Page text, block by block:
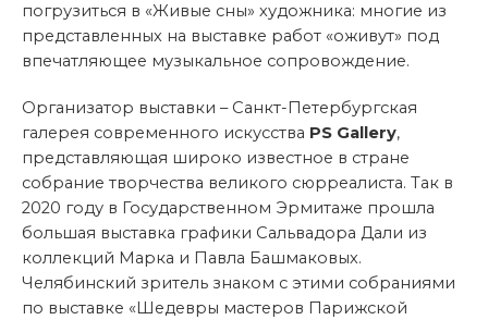
погрузиться в «Живые сны» художника: многие из
представленных на выставке работ «оживут» под
впечатляющее музыкальное сопровождение.
Организатор выставки – Санкт-Петербургская
галерея современного искусства PS Gallery,
представляющая широко известное в стране
собрание творчества великого сюрреалиста. Так в
2020 году в Государственном Эрмитаже прошла
большая выставка графики Сальвадора Дали из
коллекций Марка и Павла Башмаковых.
Челябинский зритель знаком с этими собраниями
по выставке «Шедевры мастеров Парижской